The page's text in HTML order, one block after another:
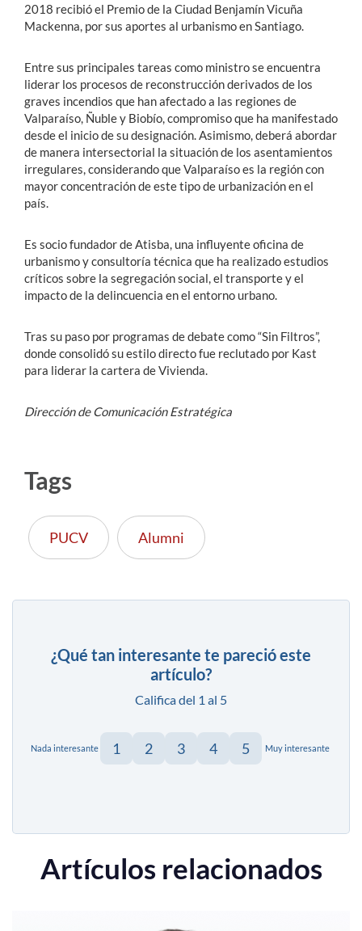
2018 recibió el Premio de la Ciudad Benjamín Vicuña
Mackenna, por sus aportes al urbanismo en Santiago.
Entre sus principales tareas como ministro se encuentra
liderar los procesos de reconstrucción derivados de los
graves incendios que han afectado a las regiones de
Valparaíso, Ñuble y Biobío, compromiso que ha manifestado
desde el inicio de su designación. Asimismo, deberá abordar
de manera intersectorial la situación de los asentamientos
irregulares, considerando que Valparaíso es la región con
mayor concentración de este tipo de urbanización en el
país.
Es socio fundador de Atisba, una influyente oficina de
urbanismo y consultoría técnica que ha realizado estudios
críticos sobre la segregación social, el transporte y el
impacto de la delincuencia en el entorno urbano.
Tras su paso por programas de debate como “Sin Filtros”,
donde consolidó su estilo directo fue reclutado por Kast
para liderar la cartera de Vivienda.
Dirección de Comunicación Estratégica
Tags
PUCV Alumni
¿Qué tan interesante te pareció este
artículo?
Califica del 1 al 5
Nada interesante 1 2 3 4 5 Muy interesante
Artículos relacionados